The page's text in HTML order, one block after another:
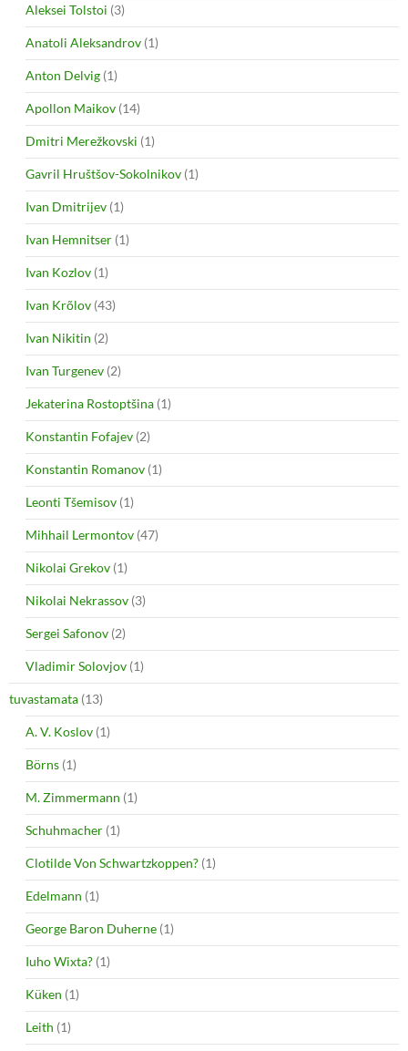
Aleksei Tolstoi (3)
Anatoli Aleksandrov (1)
Anton Delvig (1)
Apollon Maikov (14)
Dmitri Merežkovski (1)
Gavril Hruštšov-Sokolnikov (1)
Ivan Dmitrijev (1)
Ivan Hemnitser (1)
Ivan Kozlov (1)
Ivan Krõlov (43)
Ivan Nikitin (2)
Ivan Turgenev (2)
Jekaterina Rostoptšina (1)
Konstantin Fofajev (2)
Konstantin Romanov (1)
Leonti Tšemisov (1)
Mihhail Lermontov (47)
Nikolai Grekov (1)
Nikolai Nekrassov (3)
Sergei Safonov (2)
Vladimir Solovjov (1)
tuvastamata (13)
A. V. Koslov (1)
Börns (1)
M. Zimmermann (1)
Schuhmacher (1)
Clotilde Von Schwartzkoppen? (1)
Edelmann (1)
George Baron Duherne (1)
Iuho Wixta? (1)
Küken (1)
Leith (1)